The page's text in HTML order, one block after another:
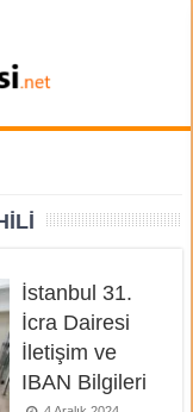
İstanbul 31.
İcra Dairesi
İletişim ve
IBAN Bilgileri